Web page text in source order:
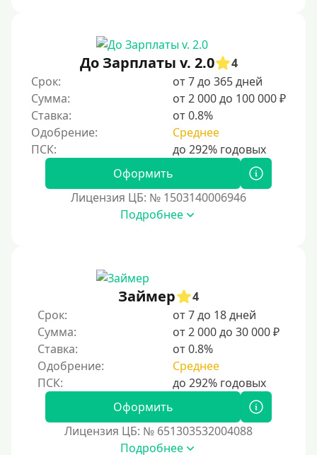
Для закрытия прочих кредитных обязательств
До зарплаты
Для ИП
Для бизнеса
Документы
По водительскому удостоверению
Без СНИЛСа
По паспорту
Без паспорта
По фото
Без подтверждения дохода
Без справок и поручителей
До Зарплаты v. 2.0
4
Срок:
от 7 до 365 дней
Сумма:
от 2 000 до 100 000 ₽
Ставка:
от 0.8%
Одобрение:
Среднее
Оформить
Лицензия ЦБ: № 1503140006946
Подробнее
Займер
4
Срок:
от 7 до 18 дней
Сумма:
от 2 000 до 30 000 ₽
Ставка:
от 0.8%
Одобрение:
Среднее
Оформить
Лицензия ЦБ: № 651303532004088
Подробнее